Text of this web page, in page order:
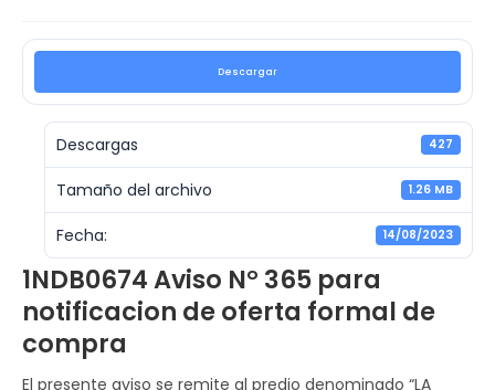
Descargar
Descargas 427
Tamaño del archivo 1.26 MB
Fecha: 14/08/2023
1NDB0674 Aviso N° 365 para
notificacion de oferta formal de
compra
El presente aviso se remite al predio denominado “LA